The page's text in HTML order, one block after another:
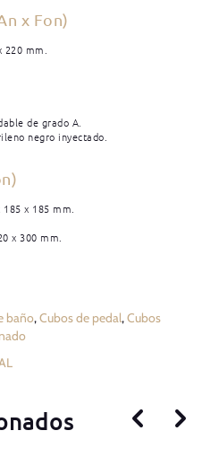
x Fon)
220 mm.
de grado A.
negro inyectado.
x 185 mm.
x 300 mm.
baño,Cubos de pedal,Cubos